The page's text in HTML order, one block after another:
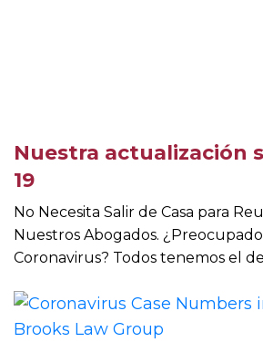
Nuestra actualización
19
No Necesita Salir de Casa para
Nuestros Abogados.
Coronavirus? Todos tenemos el